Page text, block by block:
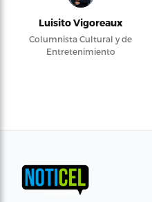
Luisito Vigoreaux
Columnista Cultural y de
Entretenimiento